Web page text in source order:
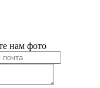
нам фото